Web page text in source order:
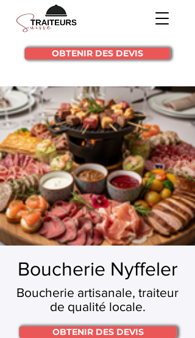
OBTENIR DES DEVIS
Boucherie Nyffeler
Boucherie artisanale, traiteur
de qualité locale.
OBTENIR DES DEVIS